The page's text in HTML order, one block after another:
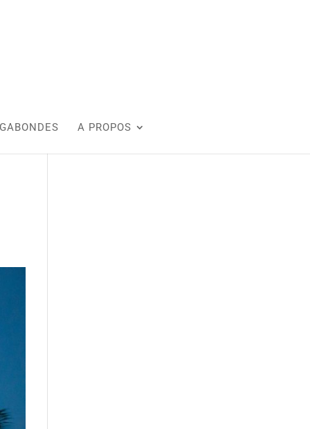
A PROPOS